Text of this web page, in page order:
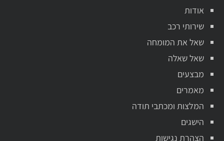
אודות
שירותי רכב
שאל את המומחה
שאל שאלה
מבצעים
מאמרים
המלצות ומכתבי תודה
הישגים
הצהרת נגישות